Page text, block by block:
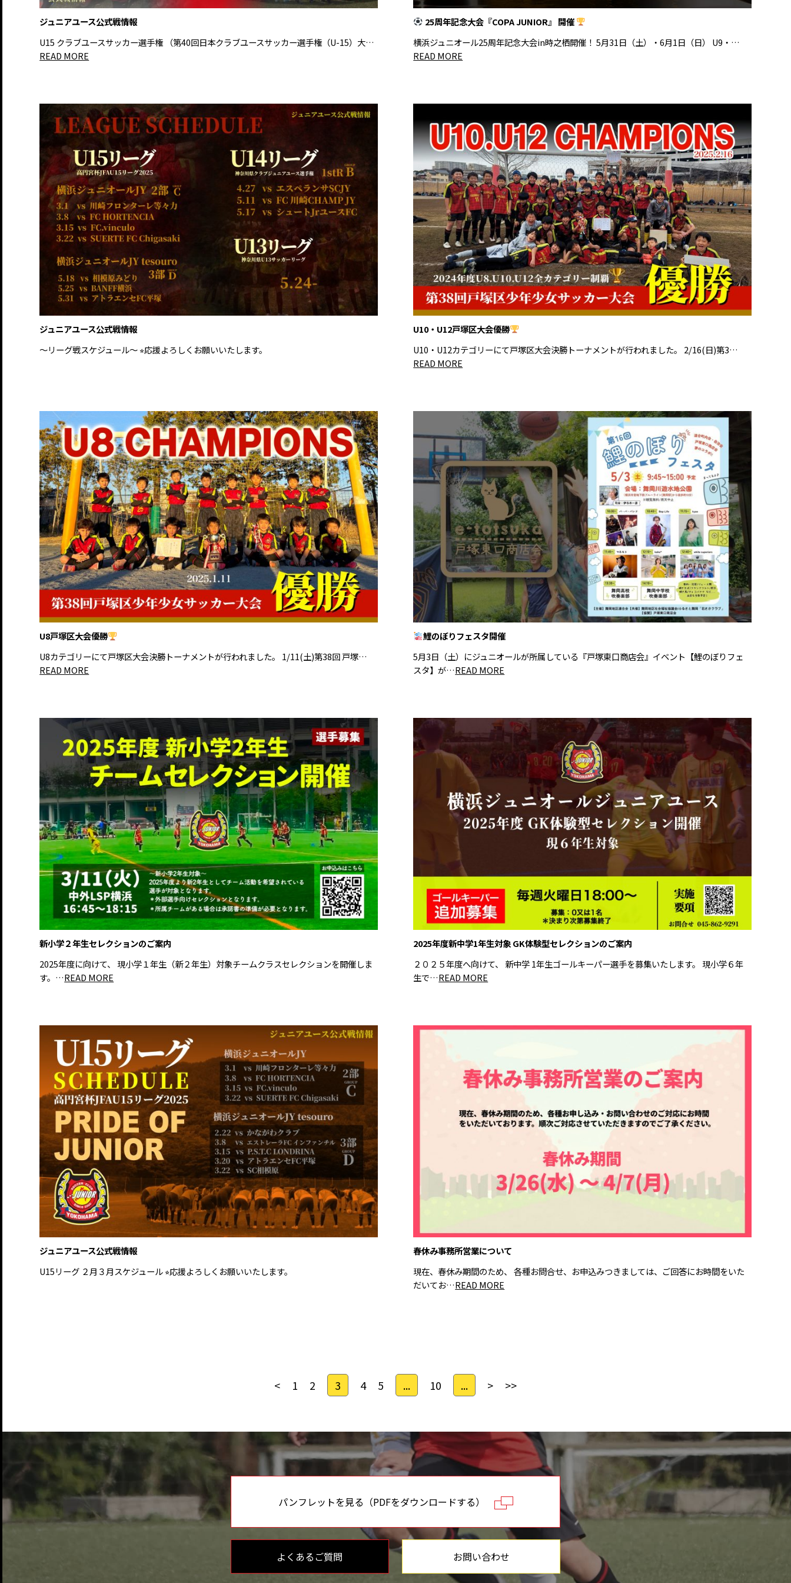
ジュニアユース公式戦情報
U15 クラブユースサッカー選手権 （第40回日本クラブユースサッカー選手権（U-15）大…
READ MORE
25周年記念大会『COPA JUNIOR』 開催
横浜ジュニオール25周年記念大会in時之栖開催！ 5月31日（土）・6月1日（日） U9・…
READ MORE
ジュニアユース公式戦情報
〜リーグ戦スケジュール〜 ⭐︎応援よろしくお願いいたします。
U10・U12戸塚区大会優勝
U10・U12カテゴリーにて戸塚区大会決勝トーナメントが行われました。 2/16(日)第3…
READ MORE
U8戸塚区大会優勝
U8カテゴリーにて戸塚区大会決勝トーナメントが行われました。 1/11(土)第38回 戸塚…
READ MORE
鯉のぼりフェスタ開催
5月3日（土）にジュニオールが所属している『戸塚東口商店会』イベント【鯉のぼりフェ
スタ】が…READ MORE
新小学２年生セレクションのご案内
2025年度に向けて、 現小学１年生（新２年生）対象チームクラスセレクションを開催しま
す。…READ MORE
2025年度新中学1年生対象 GK体験型セレクションのご案内
２０２５年度へ向けて、 新中学 1年生ゴールキーパー選手を募集いたします。 現小学６年
生で…READ MORE
ジュニアユース公式戦情報
U15リーグ ２月３月スケジュール ⭐︎応援よろしくお願いいたします。
春休み事務所営業について
現在、春休み期間のため、 各種お問合せ、お申込みつきましては、ご回答にお時間をいた
だいてお…READ MORE
< 1 2 3 4 5 ... 10 ... > >>
パンフレットを見る（PDFをダウンロードする）
よくあるご質問 お問い合わせ